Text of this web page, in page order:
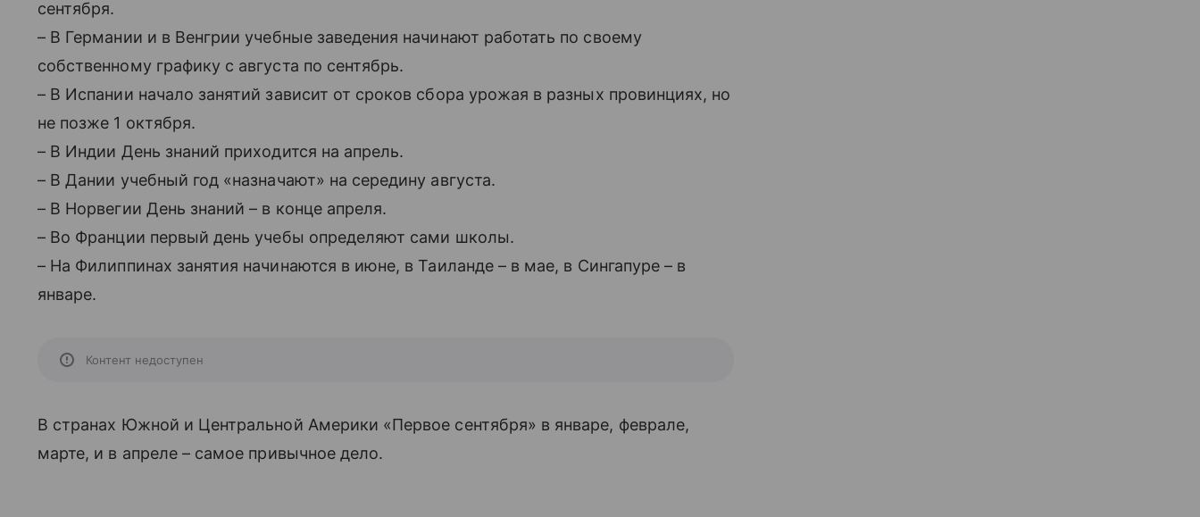
сентября.
– В Германии и в Венгрии учебные заведения начинают работать по своему
собственному графику с августа по сентябрь.
– В Испании начало занятий зависит от сроков сбора урожая в разных провинциях, но
не позже 1 октября.
– В Индии День знаний приходится на апрель.
– В Дании учебный год «назначают» на середину августа.
– В Норвегии День знаний – в конце апреля.
– Во Франции первый день учебы определяют сами школы.
– На Филиппинах занятия начинаются в июне, в Таиланде – в мае, в Сингапуре – в
январе.
Контент недоступен
В странах Южной и Центральной Америки «Первое сентября» в январе, феврале,
марте, и в апреле – самое привычное дело.